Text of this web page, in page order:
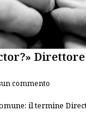
commento
il termine